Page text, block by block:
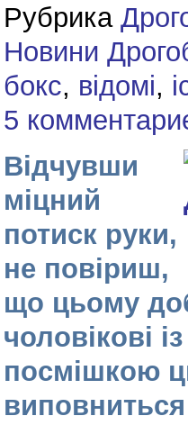
Рубрика
Новини
бокс, відомі,
5
Відчувши
міцний
потиск руки,
не повіриш,
що цьому
чоловікові
посмішкою
виповниться